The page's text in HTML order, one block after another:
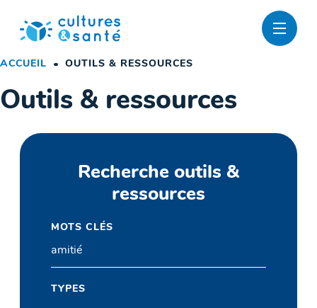
contenu
ACCUEIL OUTILS & RESSOURCES
Outils & ressources
Recherche outils &
ressources
MOTS CLÉS
TYPES